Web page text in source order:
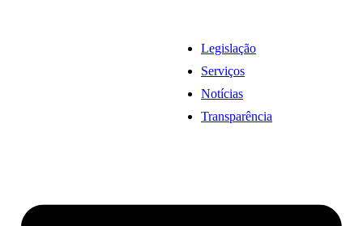
Legislação
Serviços
Notícias
Transparência